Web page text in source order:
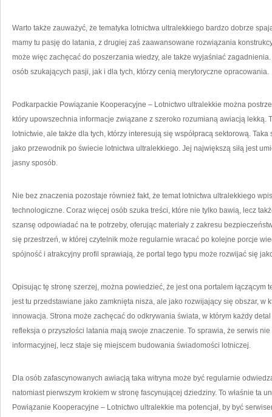
Warto także zauważyć, że tematyka lotnictwa ultralekkiego bardzo dobrze
mamy tu pasję do latania, z drugiej zaś zaawansowane rozwiązania
może więc zachęcać do poszerzania wiedzy, ale także wyjaśniać
osób szukających pasji, jak i dla tych, którzy cenią merytoryczne opracowania.
Podkarpackie Powiązanie Kooperacyjne – Lotnictwo ultralekkie można
który upowszechnia informacje związane z szeroko rozumianą awiacją lekką.
lotnictwie, ale także dla tych, którzy interesują się współpracą sektorową.
jako przewodnik po świecie lotnictwa ultralekkiego. Jej największą siłą jest
jasny sposób.
Nie bez znaczenia pozostaje również fakt, że temat lotnictwa ultralekkiego
technologiczne. Coraz więcej osób szuka treści, które nie tylko bawią, lecz
szansę odpowiadać na te potrzeby, oferując materiały z zakresu
się przestrzeń, w której czytelnik może regularnie wracać po kolejne porcje
spójność i atrakcyjny profil sprawiają, że portal tego typu może rozwijać się
Opisując tę stronę szerzej, można powiedzieć, że jest ona portalem
jest tu przedstawiane jako zamknięta nisza, ale jako rozwijający się obszar, w
innowacja. Strona może zachęcać do odkrywania świata, w którym każdy
refleksja o przyszłości latania mają swoje znaczenie. To sprawia, że serwis
informacyjnej, lecz staje się miejscem budowania świadomości lotniczej.
Dla osób zafascynowanych awiacją taka witryna może być regularnie
natomiast pierwszym krokiem w stronę fascynującej dziedziny. To właśnie ta
Powiązanie Kooperacyjne – Lotnictwo ultralekkie ma potencjał, by być